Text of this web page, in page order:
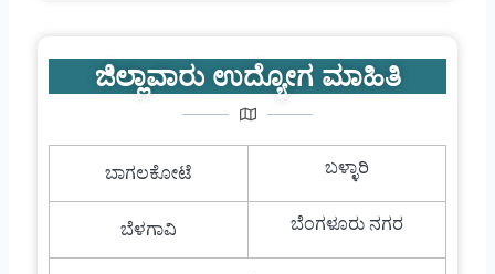
ಜಿಲ್ಲಾವಾರು ಉದ್ಯೋಗ ಮಾಹಿತಿ
ಬಾಗಲಕೋಟೆ ಬಳ್ಳಾರಿ
ಬೆಳಗಾವಿ ಬೆಂಗಳೂರು ನಗರ